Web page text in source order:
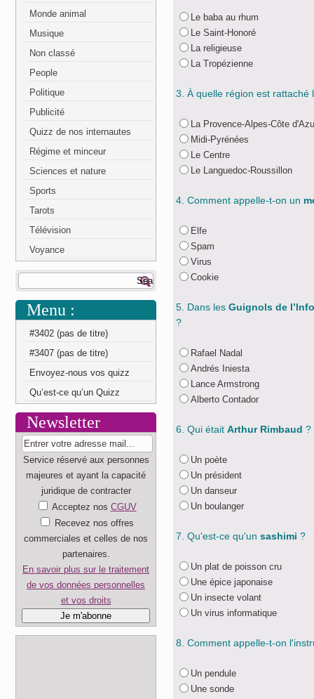
Monde animal
Musique
Non classé
People
Politique
Publicité
Quizz de nos internautes
Régime et minceur
Sciences et nature
Sports
Tarots
Télévision
Voyance
Menu :
#3402 (pas de titre)
#3407 (pas de titre)
Envoyez-nous vos quizz
Qu’est-ce qu’un Quizz
Newsletter
Service réservé aux personnes
majeures et ayant la capacité
juridique de contracter
Acceptez nos CGUV
Recevez nos offres
commerciales et celles de nos
partenaires.
En savoir plus sur le traitement
de vos données personnelles
et vos droits
Le baba au rhum
Le Saint-Honoré
La religieuse
La Tropézienne
3. À quelle région est
La Provence-Alpes-Côte
Midi-Pyrénées
Le Centre
Le Languedoc-Roussillon
4. Comment appelle-t-on un
Elfe
Spam
Virus
Cookie
5. Dans les Guignols de l’Info
?
Rafael Nadal
Andrés Iniesta
Lance Armstrong
Alberto Contador
6. Qui était Arthur Rimbaud ?
Un poète
Un président
Un danseur
Un boulanger
7. Qu'est-ce qu'un sashimi ?
Un plat de poisson cru
Une épice japonaise
Un insecte volant
Un virus informatique
8. Comment appelle-t-on
Un pendule
Une sonde